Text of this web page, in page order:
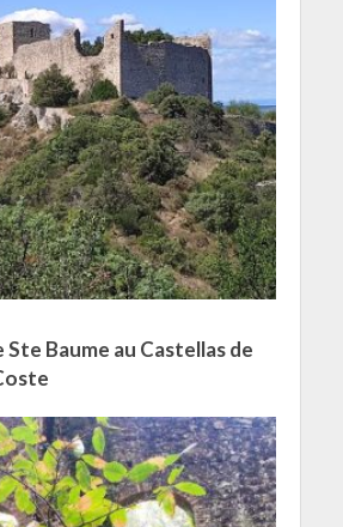
Ste Baume au Castellas de